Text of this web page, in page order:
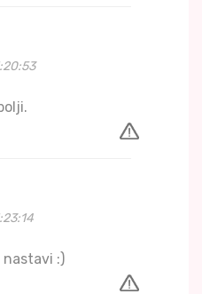
nastavi :)